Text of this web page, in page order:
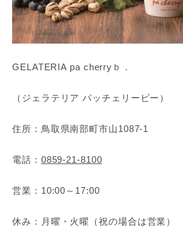
GELATERIA pa cherryｂ．
（ジェラテリア パッチェリービー）
住所：鳥取県南部町市山1087-1
電話： 0859-21-8100
営業：10:00～17:00
休み：月曜・火曜（祝の場合は営業）